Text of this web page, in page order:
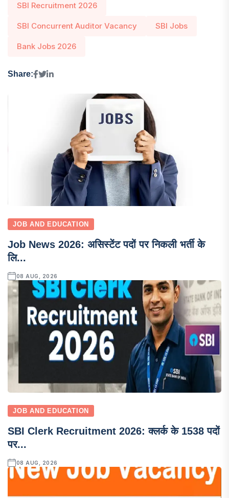
SBI Recruitment 2026
SBI Concurrent Auditor Vacancy SBI Jobs
Bank Jobs 2026
Share:
JOB AND EDUCATION
Job News 2026: असिस्टेंट पदों पर निकली भर्ती के
लि...
08 AUG, 2026
JOB AND EDUCATION
SBI Clerk Recruitment 2026: क्लर्क के 1538 पदों
पर...
08 AUG, 2026